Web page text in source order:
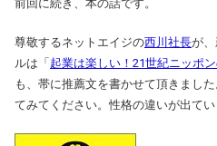
前回に続き、本の話です。
尊敬するネットエイジの西川社長が
ルは「 起業は楽しい！21世紀ニッポ
も、帯に推薦文を書かせて頂きまし
てみてください。性格の違いが出てい